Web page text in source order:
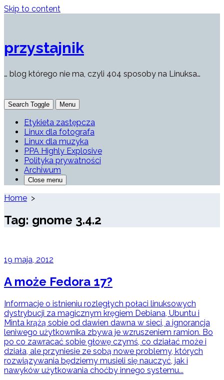
Skip to content
przystajnik
… blog którego nie ma, czyli 404 sposoby na Linuksa…
Search Toggle Menu
Etykieta zastępcza
Linux dla fotografa
Linux dla muzyka
PPA Highly Explosive
Polityka prywatności
Archiwum
Close menu
Home >
Tag: gnome 3.4.2
19 maja, 2012
A może Fedora 17?
Informacje o istnieniu rozległych połaci linuksowych
dystrybucji za magicznym kręgiem Debiana, Ubuntu i
Minta krążą sobie od dawien dawna w sieci, a ignorancja
leniwego użytkownika zbywa je wzruszeniem ramion. Bo
po co zawracać sobie głowę czymś, co działać może i
działa, ale przyniesie ze sobą nowe problemy, których
rozwiązywania będziemy musieli się nauczyć, jak i
nawyków użytkowania choćby innego systemu...